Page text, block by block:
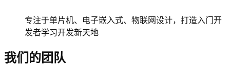
专注于单片机、电子嵌入式、物联网设计，打造入门开
发者学习开发新天地
我们的团队